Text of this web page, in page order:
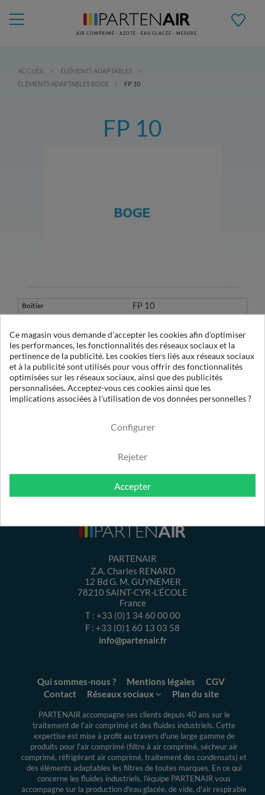
AIR COMPRIMÉ - AZOTE - EAU GLACÉE - MESURE
ACCUEIL
ÉLÉMENTS ADAPTABLES
ÉLÉMENTS ADAPTABLES BOGE
FP 10
FP 10
FP 10
10 FP
1
OE 06050 XA
50
0.01µ
PARTENAIR
Z.A. Charles RENARD
12 Bd G. M. GUYNEMER
78210SAINT-CYR-L’ÉCOLE
France
T : +33 (0)1 34 60 00 00
F : +33 (0)1 60 13 03 58
info@partenair.fr
Qui sommes-nous ? Mentions légales
CGV
Contact
Réseaux sociaux Plan du site
PARTENAIR accompagne ses clients depuis 40 ans sur le
traitement de l'air comprimé et des fluides industriels. Cette
expertiseest mise à profit au travers d'une large gamme de
produits pour l'air comprimé (filtre à air comprimé, sécheur air
comprimé, réfrigérant air comprimé, traitement des condensats) et
des éléments adaptables les filtres de toutes marques. En ce qui
concerne les fluides industriels, l'équipe PARTENAIR vous
accompagne sur la production d'eau glacée, de vide, d'air respirable
Ce magasin vous demande d'accepter les cookies afin d'optimiser
les performances, les fonctionnalités des réseaux sociaux et la
pertinence de la publicité. Les cookies tiers liés aux réseaux sociaux
et à la publicité sont utilisés pour vous offrir des fonctionnalités
optimisées sur les réseaux sociaux, ainsi que des publicités
personnalisées. Acceptez-vous ces cookies ainsi que les
implications associées à l'utilisation de vos données personnelles ?
Configurer
Rejeter
Accepter